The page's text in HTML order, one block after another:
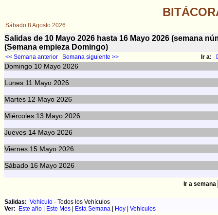
Sábado 8 Agosto 2026
Salidas de 10 Mayo 2026 hasta 16 Mayo 2026 (semana
(Semana empieza Domingo)
<< Semana anterior Semana siguiente >> Ir a:
Domingo 10 Mayo 2026
Lunes 11 Mayo 2026
Martes 12 Mayo 2026
Miércoles 13 Mayo 2026
Jueves 14 Mayo 2026
Viernes 15 Mayo 2026
Sábado 16 Mayo 2026
Ir a semana
Salidas: Vehículo - Todos los Vehículos
Ver:
Este año Este Mes Esta Semana Hoy Vehículos